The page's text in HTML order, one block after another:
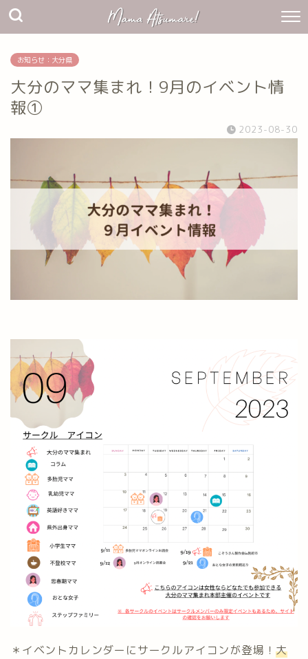
お知らせ：大分県
大分のママ集まれ！9月のイベント情
報①
2023-08-30
＊イベントカレンダーにサークルアイコンが登場！大